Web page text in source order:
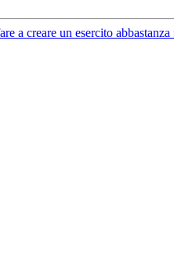
a creare un esercito